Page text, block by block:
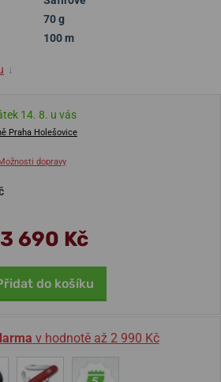
70 g
100 m
↓
14. 8. u vás
Praha Holešovice
dopravy
3 690 Kč
do košíku
v hodnotě až 2 990 Kč